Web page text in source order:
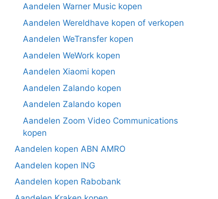
Aandelen Warner Music kopen
Aandelen Wereldhave kopen of verkopen
Aandelen WeTransfer kopen
Aandelen WeWork kopen
Aandelen Xiaomi kopen
Aandelen Zalando kopen
Aandelen Zalando kopen
Aandelen Zoom Video Communications
kopen
Aandelen kopen ABN AMRO
Aandelen kopen ING
Aandelen kopen Rabobank